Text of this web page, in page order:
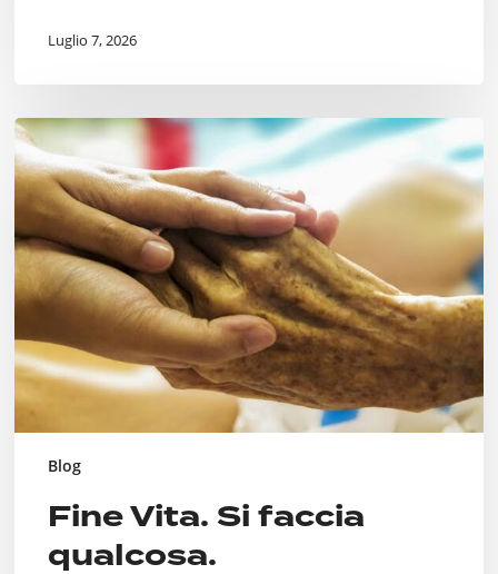
Luglio 7, 2026
Blog
Fine
Vita.
Si
faccia
qualcosa.
Fine Vita. Si faccia
qualcosa.